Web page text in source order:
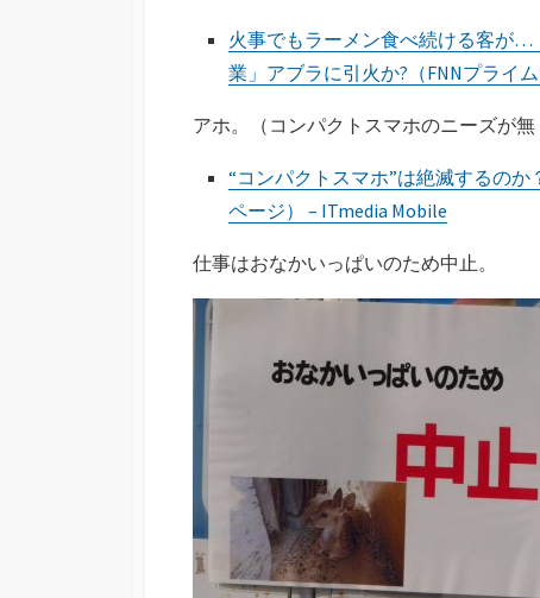
火事でもラーメン食べ続ける客が…
業」アブラに引火か?（FNNプライ
アホ。（コンパクトスマホのニーズが無
“コンパクトスマホ”は絶滅するの
ページ） – ITmedia Mobile
仕事はおなかいっぱいのため中止。